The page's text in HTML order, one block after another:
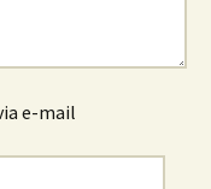
e-mail